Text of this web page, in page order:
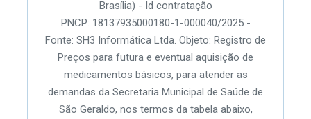
Brasília) - Id contratação
PNCP: 18137935000180-1-000040/2025 -
Fonte: SH3 Informática Ltda. Objeto: Registro de
Preços para futura e eventual aquisição de
medicamentos básicos, para atender as
demandas da Secretaria Municipal de Saúde de
São Geraldo, nos termos da tabela abaixo,